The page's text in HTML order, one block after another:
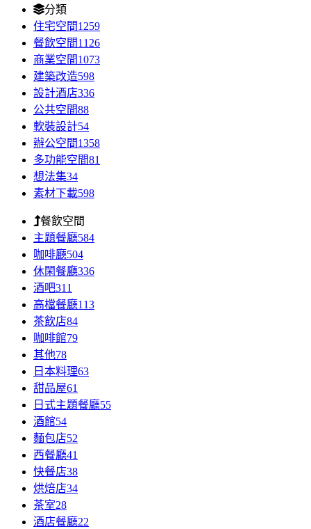
分類
住宅空間1259
餐飲空間1126
商業空間1073
建築改造598
設計酒店336
公共空間88
軟裝設計54
辦公空間1358
多功能空間81
想法集34
素材下載598
餐飲空間
主題餐廳584
咖啡廳504
休閑餐廳336
酒吧311
高檔餐廳113
茶飲店84
咖啡館79
其他78
日本料理63
甜品屋61
日式主題餐廳55
酒館54
麵包店52
西餐廳41
快餐店38
烘焙店34
茶室28
酒店餐廳22